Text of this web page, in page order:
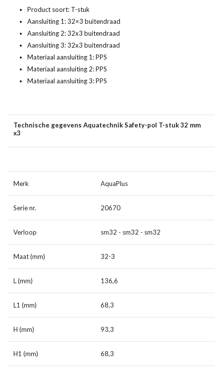
Product soort: T-stuk
Aansluiting 1: 32×3 buitendraad
Aansluiting 2: 32x3 buitendraad
Aansluiting 3: 32x3 buitendraad
Materiaal aansluiting 1: PPS
Materiaal aansluiting 2: PPS
Materiaal aansluiting 3: PPS
Technische gegevens Aquatechnik Safety-pol T-stuk 32 mm
x3
Merk AquaPlus
Serie nr. 20670
Verloop sm32 - sm32 - sm32
Maat (mm) 32-3
L (mm) 136,6
L1 (mm) 68,3
H (mm) 93,3
H1 (mm) 68,3